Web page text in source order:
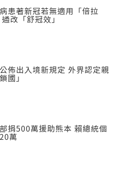
患著新冠若無適用「倍拉
改「舒冠效」
佈出入境新規定 外界認定親
國」
捐500萬援助熊本 賴總統個
萬